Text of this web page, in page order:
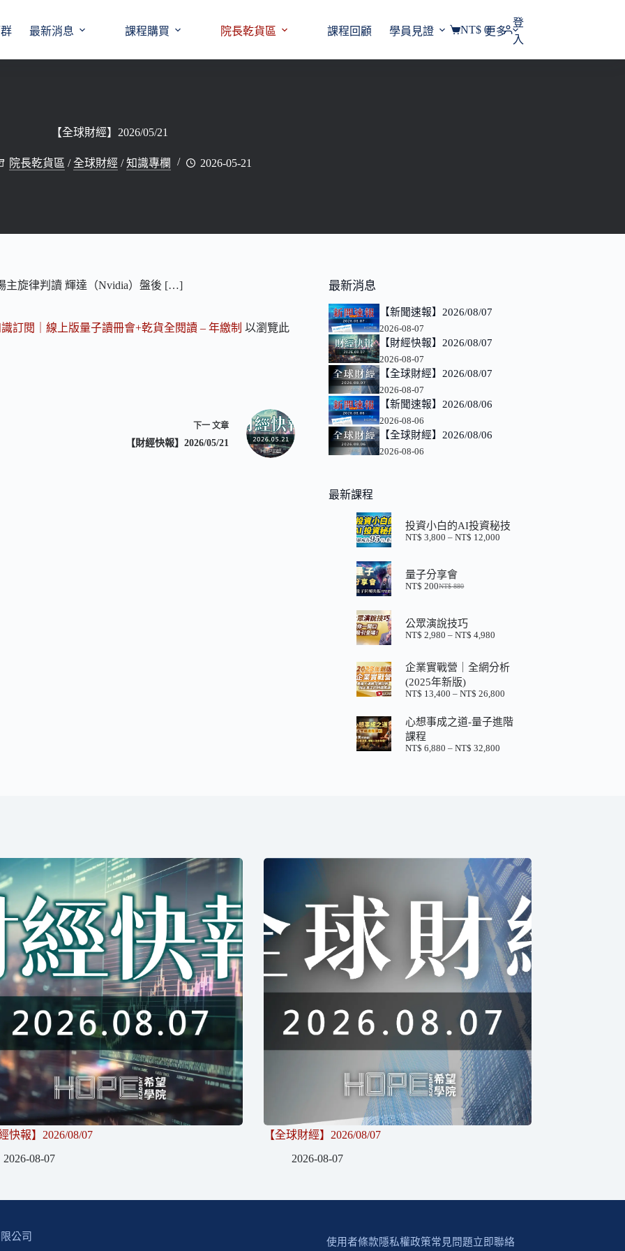
最新消息 課程購買 院長乾貨區 課程回顧 學員見證 更多
購
NT$0
登
入
【全球財經】2026/05/21
院長乾貨區 /全球財經 /知識專欄 2026-05-21
主旋律判讀 輝達（Nvidia）盤後 […]
訂閱｜線上版量子讀冊會+乾貨全閱讀 – 年繳制 以瀏覽此
下一 文章
【財經快報】2026/05/21
最新消息
【新聞速報】2026/08/07
2026-08-07
【財經快報】2026/08/07
2026-08-07
【全球財經】2026/08/07
2026-08-07
【新聞速報】2026/08/06
2026-08-06
【全球財經】2026/08/06
2026-08-06
最新課程
投資小白的AI投資秘技
NT$ 3,800 – NT$ 12,000
量子分享會
NT$880
原
價
格：
NT$ 200
目
價
格：
公眾演說技巧
NT$ 2,980 – NT$ 4,980
範
圍：
到
企業實戰營｜全網分析
(2025年新版)
NT$ 13,400 – NT$ 26,800
範
心想事成之道-量子進階
課程
NT$ 6,880 – NT$ 32,800
快報】2026/08/07
2026-08-07
【全球財經】2026/08/07
2026-08-07
公司 使用者條款隱私權政策常見問題立即聯絡